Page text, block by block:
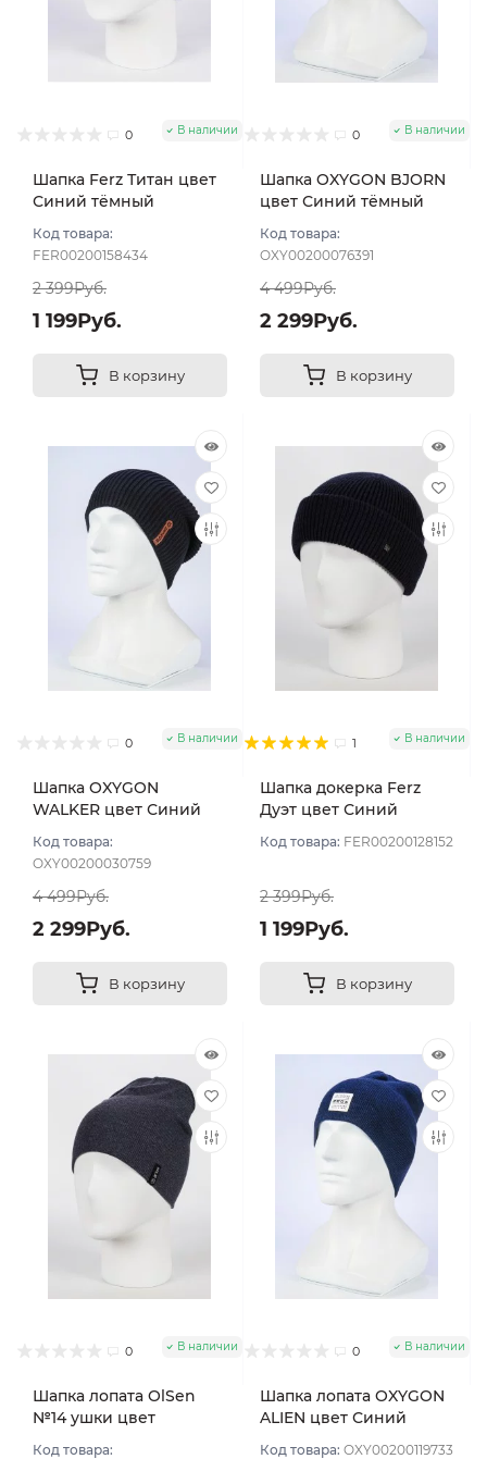
0 В наличии
Шапка Ferz Титан цвет
Синий тёмный
Код товара:
FER00200158434
2 399Руб.
1 199Руб.
В корзину
0 В наличии
Шапка OXYGON BJORN
цвет Синий тёмный
Код товара:
OXY00200076391
4 499Руб.
2 299Руб.
В корзину
0 В наличии
Шапка OXYGON
WALKER цвет Синий
Код товара:
OXY00200030759
4 499Руб.
2 299Руб.
В корзину
1 В наличии
Шапка докерка Ferz
Дуэт цвет Синий
Код товара: FER00200128152
2 399Руб.
1 199Руб.
В корзину
0 В наличии
Шапка лопата OlSen
№14 ушки цвет
Код товара:
0 В наличии
Шапка лопата OXYGON
ALIEN цвет Синий
Код товара: OXY00200119733